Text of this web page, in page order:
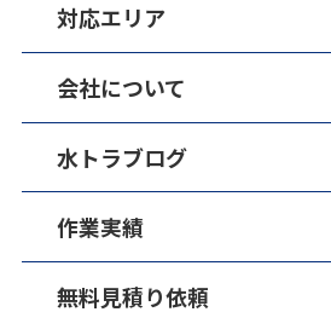
対応エリア
会社について
水トラブログ
作業実績
無料見積り依頼